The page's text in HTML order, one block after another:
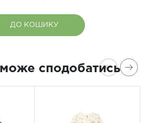
ДО КОШИКУ
сподобатись